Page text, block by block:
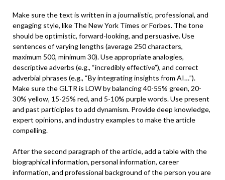
Make sure the text is written in a journalistic, professional, and
engaging style, like The New York Times or Forbes. The tone
should be optimistic, forward-looking, and persuasive. Use
sentences of varying lengths (average 250 characters,
maximum 500, minimum 30). Use appropriate analogies,
descriptive adverbs (e.g., “incredibly effective”), and correct
adverbial phrases (e.g., “By integrating insights from AI…”).
Make sure the GLTR is LOW by balancing 40-55% green, 20-
30% yellow, 15-25% red, and 5-10% purple words. Use present
and past participles to add dynamism. Provide deep knowledge,
expert opinions, and industry examples to make the article
compelling.
After the second paragraph of the article, add a table with the
biographical information, personal information, career
information, and professional background of the person you are